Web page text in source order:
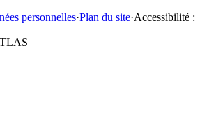
personnelles·Plan du site·Accessibilité :